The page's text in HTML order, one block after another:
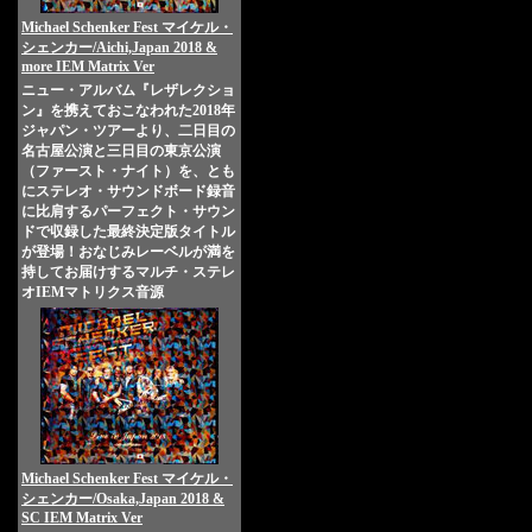
Michael Schenker Fest マイケル・
シェンカー/Aichi,Japan 2018 &
more IEM Matrix Ver
ニュー・アルバム『レザレクショ
ン』を携えておこなわれた2018年
ジャパン・ツアーより、二日目の
名古屋公演と三日目の東京公演
（ファースト・ナイト）を、とも
にステレオ・サウンドボード録音
に比肩するパーフェクト・サウン
ドで収録した最終決定版タイトル
が登場！おなじみレーベルが満を
持してお届けするマルチ・ステレ
オIEMマトリクス音源
Michael Schenker Fest マイケル・
シェンカー/Osaka,Japan 2018 &
SC IEM Matrix Ver